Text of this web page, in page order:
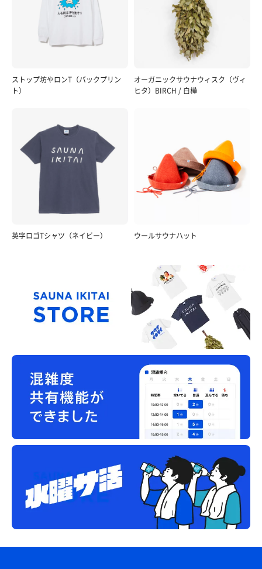
ストップ坊やロンT（バックプリン
ト）
オーガニックサウナウィスク（ヴィ
ヒタ）BIRCH / 白樺
英字ロゴTシャツ（ネイビー） ウールサウナハット